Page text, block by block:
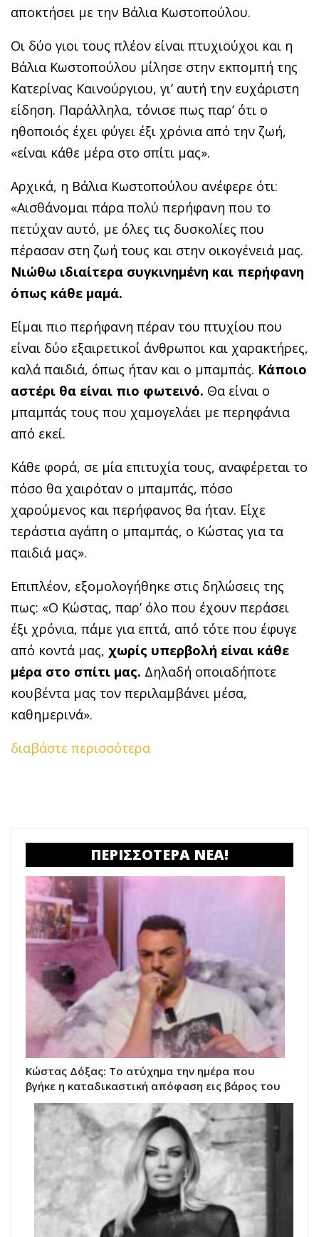
αποκτήσει με την Βάλια Κωστοπούλου.
Οι δύο γιοι τους πλέον είναι πτυχιούχοι και η
Βάλια Κωστοπούλου μίλησε στην εκπομπή της
Κατερίνας Καινούργιου, γι’ αυτή την ευχάριστη
είδηση. Παράλληλα, τόνισε πως παρ’ ότι ο
ηθοποιός έχει φύγει έξι χρόνια από την ζωή,
«είναι κάθε μέρα στο σπίτι μας».
Αρχικά, η Βάλια Κωστοπούλου ανέφερε ότι:
«Αισθάνομαι πάρα πολύ περήφανη που το
πετύχαν αυτό, με όλες τις δυσκολίες που
πέρασαν στη ζωή τους και στην οικογένειά μας.
Νιώθω ιδιαίτερα συγκινημένη και περήφανη
όπως κάθε μαμά.
Είμαι πιο περήφανη πέραν του πτυχίου που
είναι δύο εξαιρετικοί άνθρωποι και χαρακτήρες,
καλά παιδιά, όπως ήταν και ο μπαμπάς. Κάποιο
αστέρι θα είναι πιο φωτεινό. Θα είναι ο
μπαμπάς τους που χαμογελάει με περηφάνια
από εκεί.
Κάθε φορά, σε μία επιτυχία τους, αναφέρεται το
πόσο θα χαιρόταν ο μπαμπάς, πόσο
χαρούμενος και περήφανος θα ήταν. Είχε
τεράστια αγάπη ο μπαμπάς, ο Κώστας για τα
παιδιά μας».
Επιπλέον, εξομολογήθηκε στις δηλώσεις της
πως: «Ο Κώστας, παρ’ όλο που έχουν περάσει
έξι χρόνια, πάμε για επτά, από τότε που έφυγε
από κοντά μας, χωρίς υπερβολή είναι κάθε
μέρα στο σπίτι μας. Δηλαδή οποιαδήποτε
κουβέντα μας τον περιλαμβάνει μέσα,
καθημερινά».
διαβάστε περισσότερα
ΠΕΡΙΣΣΟΤΕΡΑ ΝΕΑ!
Κώστας Δόξας: Το ατύχημα την ημέρα που
βγήκε η καταδικαστική απόφαση εις βάρος του